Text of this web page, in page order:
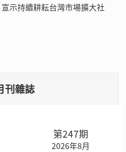
宣示持續耕耘台灣市場擴大社
刊雜誌
第247期
2026年8月